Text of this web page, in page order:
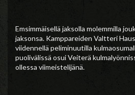
Emsimmäisellä jaksolla molemmilla
jaksonsa. Kamppareiden Valtteri
viidennellä peliminuutilla
puolivälissä osui Veiterä
ollessa viimeistelijänä.